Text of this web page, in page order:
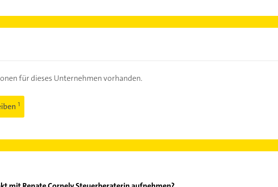
für dieses Unternehmen vorhanden.